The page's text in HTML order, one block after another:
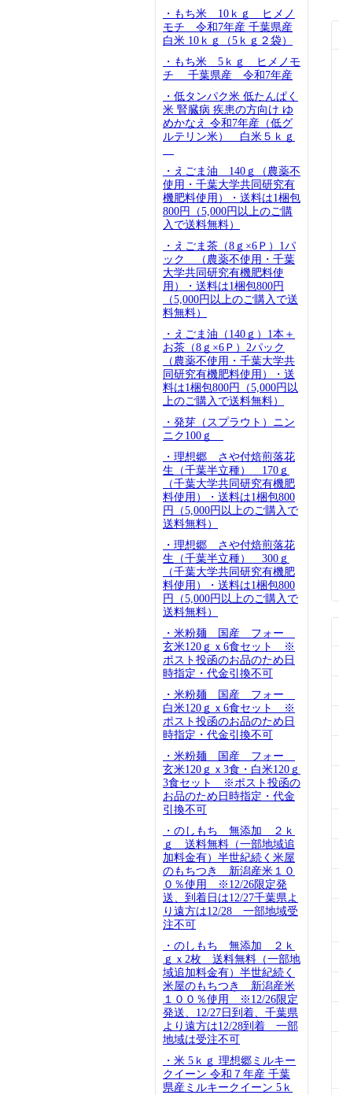
・もち米 10ｋｇ ヒメノ
モチ 令和7年産 千葉県産
白米 10ｋｇ（5ｋｇ２袋）
・もち米 5ｋｇ ヒメノモ
チ 千葉県産 令和7年産
・低タンパク米 低たんぱく
米 腎臓病 疾患の方向け ゆ
めかなえ 令和7年産（低グ
ルテリン米） 白米５ｋｇ
・えごま油 140ｇ（農薬不
使用・千葉大学共同研究有
機肥料使用）・送料は1梱包
800円（5,000円以上のご購
入で送料無料）
・えごま茶（8ｇ×6Ｐ）1パ
ック （農薬不使用・千葉
大学共同研究有機肥料使
用）・送料は1梱包800円
（5,000円以上のご購入で送
料無料）
・えごま油（140ｇ）1本＋
お茶（8ｇ×6Ｐ）2パック
（農薬不使用・千葉大学共
同研究有機肥料使用）・送
料は1梱包800円（5,000円以
上のご購入で送料無料）
・発芽（スプラウト）ニン
ニク100ｇ
・理想郷 さや付焙煎落花
生（千葉半立種） 170ｇ
（千葉大学共同研究有機肥
料使用）・送料は1梱包800
円（5,000円以上のご購入で
送料無料）
・理想郷 さや付焙煎落花
生（千葉半立種） 300ｇ
（千葉大学共同研究有機肥
料使用）・送料は1梱包800
円（5,000円以上のご購入で
送料無料）
・米粉麺 国産 フォー
玄米120ｇｘ6食セット ※
ポスト投函のお品のため日
時指定・代金引換不可
・米粉麺 国産 フォー
白米120ｇｘ6食セット ※
ポスト投函のお品のため日
時指定・代金引換不可
・米粉麺 国産 フォー
玄米120ｇｘ3食・白米120ｇ
3食セット ※ポスト投函の
お品のため日時指定・代金
引換不可
・のしもち 無添加 ２ｋ
ｇ 送料無料（一部地域追
加料金有）半世紀続く米屋
のもちつき 新潟産米１０
０％使用 ※12/26限定発
送、到着日は12/27千葉県よ
り遠方は12/28 一部地域受
注不可
・のしもち 無添加 ２ｋ
ｇｘ2枚 送料無料（一部地
域追加料金有）半世紀続く
米屋のもちつき 新潟産米
１００％使用 ※12/26限定
発送、12/27日到着、千葉県
より遠方は12/28到着 一部
地域は受注不可
・米 5ｋｇ 理想郷ミルキー
クイーン 令和７年産 千葉
県産ミルキークイーン 5ｋ